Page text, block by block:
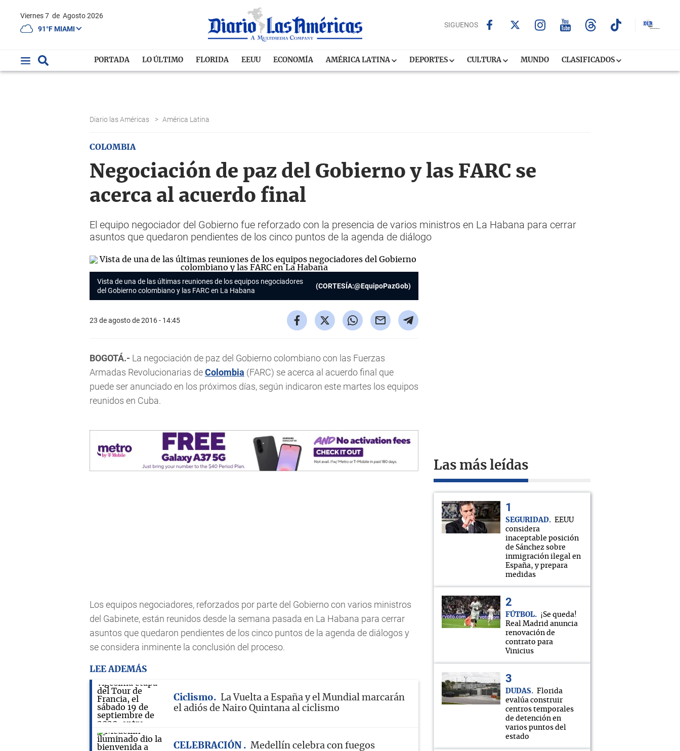
Viernes 7 de Agosto 2026
91°F MIAMI
SIGUENOS
PORTADA LO ÚLTIMO FLORIDA EEUU ECONOMÍA AMÉRICA LATINA DEPORTES CULTURA MUNDO CLASIFICADOS
Diario las Américas > América Latina
COLOMBIA
Negociación de paz del Gobierno y las FARC se
acerca al acuerdo final
El equipo negociador del Gobierno fue reforzado con la presencia de varios ministros en La Habana para cerrar
asuntos que quedaron pendientes de los cinco puntos de la agenda de diálogo
Vista de una de las últimas reuniones de los equipos negociadores
del Gobierno colombiano y las FARC en La Habana
(CORTESÍA:@EquipoPazGob)
23 de agosto de 2016 - 14:45
BOGOTÁ.- La negociación de paz del Gobierno colombiano con las Fuerzas
Armadas Revolucionarias deColombia (FARC) se acerca al acuerdo final que
puede ser anunciado en los próximos días, según indicaron este martes los equipos
reunidos en Cuba.
Los equipos negociadores, reforzados por parte del Gobierno con varios ministros
del Gabinete, están reunidos desde la semana pasada en La Habana para cerrar
asuntos que quedaron pendientes de los cinco puntos de la agenda de diálogos y
se considera inminente la conclusión del proceso.
LEE ADEMÁS
Ciclismo
La Vuelta a España y el Mundial marcarán
el adiós de Nairo Quintana al ciclismo
CELEBRACIÓN
Medellín celebra con fuegos
Las más leídas
SEGURIDAD
EEUU
considera
inaceptable posición
de Sánchez sobre
inmigración ilegal en
España, y prepara
medidas
FÚTBOL
¡Se queda!
Real Madrid anuncia
renovación de
contrato para
Vinicius
DUDAS
Florida
evalúa construir
centros temporales
de detención en
varios puntos del
estado